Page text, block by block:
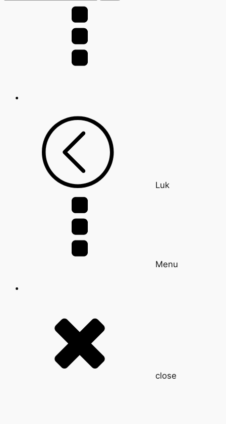
Luk
Menu
close